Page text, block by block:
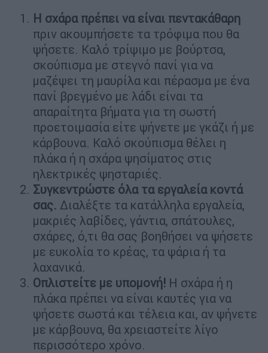
Η σχάρα πρέπει να είναι πεντακάθαρη
πριν ακουμπήσετε τα τρόφιμα που θα
ψήσετε. Καλό τρίψιμο με βούρτσα,
σκούπισμα με στεγνό πανί για να
μαζέψει τη μαυρίλα και πέρασμα με ένα
πανί βρεγμένο με λάδι είναι τα
απαραίτητα βήματα για τη σωστή
προετοιμασία είτε ψήνετε με γκάζι ή με
κάρβουνα. Καλό σκούπισμα θέλει η
πλάκα ή η σχάρα ψησίματος στις
ηλεκτρικές ψησταριές.
Συγκεντρώστε όλα τα εργαλεία κοντά
σας. Διαλέξτε τα κατάλληλα εργαλεία,
μακριές λαβίδες, γάντια, σπάτουλες,
σχάρες, ό,τι θα σας βοηθήσει να ψήσετε
με ευκολία το κρέας, τα ψάρια ή τα
λαχανικά.
Οπλιστείτε με υπομονή! Η σχάρα ή η
πλάκα πρέπει να είναι καυτές για να
ψήσετε σωστά και τέλεια και, αν ψήνετε
με κάρβουνα, θα χρειαστείτε λίγο
περισσότερο χρόνο.